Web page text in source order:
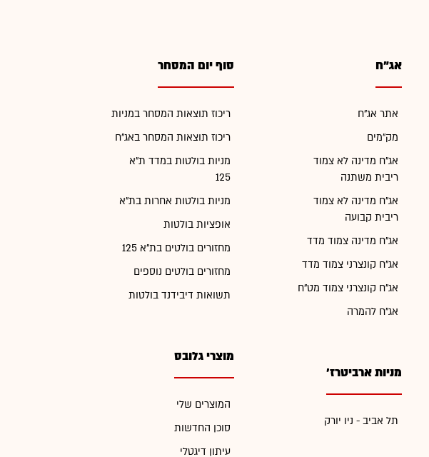
אג"ח
אתר אג"ח
מק"מים
אג"ח מדינה לא צמוד
ריבית משתנה
אג"ח מדינה לא צמוד
ריבית קבועה
אג"ח מדינה צמוד מדד
אג"ח קונצרני צמוד מדד
אג"ח קונצרני צמוד מט"ח
אג"ח להמרה
מניות ארביטרז'
תל אביב - ניו יורק
סוף יום המסחר
ריכוז תוצאות המסחר במניות
ריכוז תוצאות המסחר באג"ח
מניות בולטות במדד ת"א
125
מניות בולטות אחרות בת"א
אופציות בולטות
מחזורים בולטים בת"א 125
מחזורים בולטים נוספים
תשואות דיבידנד בולטות
מוצרי גלובס
המוצרים שלי
סוכן החדשות
עיתון דיגטלי